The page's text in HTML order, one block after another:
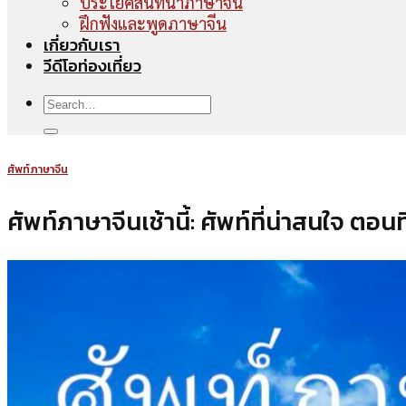
ฝึกฟังและพูดภาษาจีน
เกี่ยวกับเรา
วีดีโอท่องเที่ยว
ศัพท์ภาษาจีน
ศัพท์ภาษาจีนเช้านี้: ศัพท์ที่น่าสนใจ ตอน